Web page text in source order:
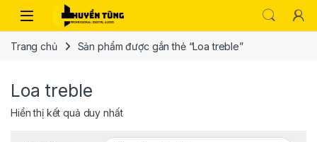
Trang chủ Sản phẩm được gắn thẻ “Loa treble”
Loa treble
Hiển thị kết quả duy nhất